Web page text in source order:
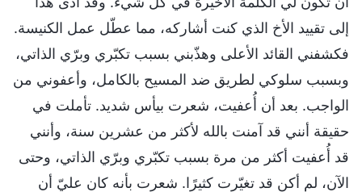
إلى تقييد الأخ الذي كنت أشاركه، مما عطّل عمل الكنيسة.
فكشفني القائد الأعلى وهذّبني بسبب تكبّري وبرّي الذاتي،
وبسبب سلوكي لطريق ضد المسيح بالكامل، وأعفوني من
الواجب. بعد أن أُعفيت، شعرت بيأس شديد. تأملت في
حقيقة أنني قد آمنت بالله لأكثر من عشرين سنة، وأنني
قد أُعفيت أكثر من مرة بسبب تكبّري وبرّي الذاتي، وحتى
الآن، لم أكن قد تغيّرت كثيرًا. شعرت بأنه كان عليّ أن